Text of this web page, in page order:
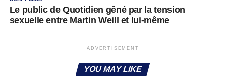
Le public de Quotidien gêné par la tension
sexuelle entre Martin Weill et lui-même
ADVERTISEMENT
YOU MAY LIKE